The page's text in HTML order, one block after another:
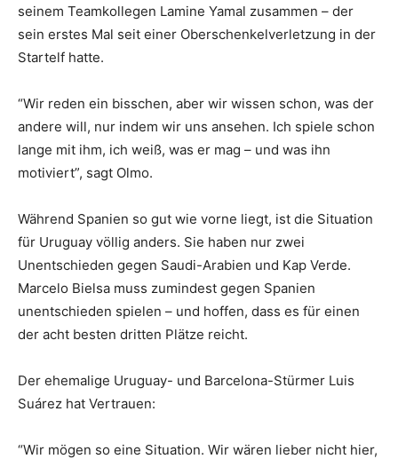
seinem Teamkollegen Lamine Yamal zusammen – der
sein erstes Mal seit einer Oberschenkelverletzung in der
Startelf hatte.
“Wir reden ein bisschen, aber wir wissen schon, was der
andere will, nur indem wir uns ansehen. Ich spiele schon
lange mit ihm, ich weiß, was er mag – und was ihn
motiviert”, sagt Olmo.
Während Spanien so gut wie vorne liegt, ist die Situation
für Uruguay völlig anders. Sie haben nur zwei
Unentschieden gegen Saudi-Arabien und Kap Verde.
Marcelo Bielsa muss zumindest gegen Spanien
unentschieden spielen – und hoffen, dass es für einen
der acht besten dritten Plätze reicht.
Der ehemalige Uruguay- und Barcelona-Stürmer Luis
Suárez hat Vertrauen:
“Wir mögen so eine Situation. Wir wären lieber nicht hier,